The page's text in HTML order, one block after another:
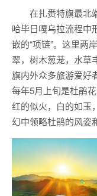
在扎赉特旗最北
哈毕日嘎乌拉流程中
嵌的“项链”。这里两
翠，树木葱茏，水草
旗内外众多旅游爱好
每年5月上旬是杜鹃
红的似火，白的如玉
幻中领略杜鹃的风姿